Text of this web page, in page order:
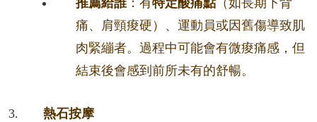
推薦給誰：有特定酸痛點（如長期下背
痛、肩頸痠硬）、運動員或因舊傷導致肌
肉緊繃者。過程中可能會有微痠痛感，但
結束後會感到前所未有的舒暢。
熱石按摩